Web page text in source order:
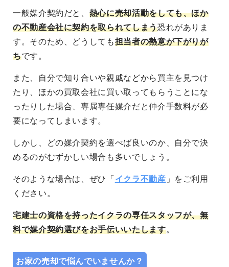
一般媒介契約だと、 熱心に売却活動をしても、ほか
の不動産会社に契約を取られてしまう恐れがありま
す。そのため、どうしても担当者の熱意が下がりが
ちです。
また、自分で知り合いや親戚などから買主を見つけ
たり、ほかの買取会社に買い取ってもらうことにな
ったりした場合、専属専任媒介だと仲介手数料が必
要になってしまいます。
しかし、どの媒介契約を選べば良いのか、自分で決
めるのがむずかしい場合も多いでしょう。
そのような場合は、ぜひ「 イクラ不動産 」をご利用
ください。
宅建士の資格を持ったイクラの専任スタッフが、無
料で媒介契約選びをお手伝いいたします。
お家の売却で悩んでいませんか？